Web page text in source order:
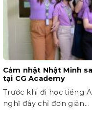
Cảm nhật Nhật Minh
tại CG Academy
Trước khi đi học tiếng
nghĩ đây chỉ đơn giản...